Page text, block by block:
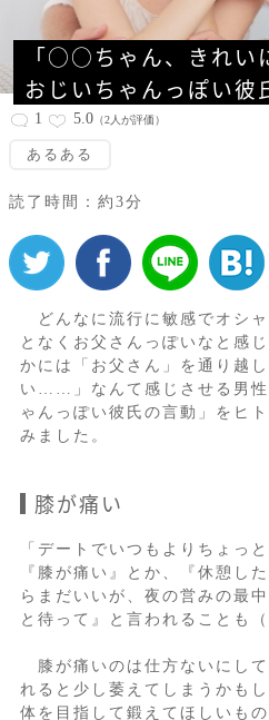
「○○ちゃん、きれい
おじいちゃんっぽい彼
1 5.0 （2人が評価）
あるある
読了時間：約3分
どんなに流行に敏感でオシャ
となくお父さんっぽいなと感
かには「お父さん」を通り越
い……」なんて感じさせる男性
ゃんっぽい彼氏の言動」をヒ
みました。
膝が痛い
「デートでいつもよりちょっ
『膝が痛い』とか、『休憩し
らまだいいが、夜の営みの最
と待って』と言われることも
膝が痛いのは仕方ないにし
れると少し萎えてしまうかも
体を目指して鍛えてほしいもの